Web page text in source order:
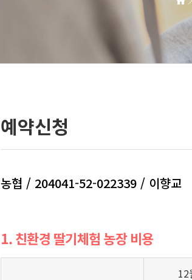
예약신청
농협 / 204041-52-022339 / 이향교
1. 친환경 딸기체험 농장 비용
12